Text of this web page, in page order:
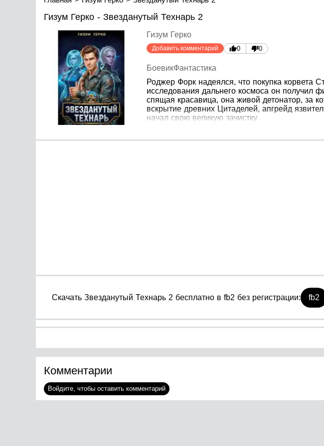
Гизум Герко - Звезданутый Технарь 2
Гизум Герко
Добавить комментарий 0 0
БоевикФантастика
Роджер Форк надеялся, что покупка корвета
исследования дальнего космоса он получил
спящая красавица, она живой детонатор, за
вскрытие древних Цитаделей, апгрейд
начал свою великую зачистку.
Cкачать Звезданутый Технарь 2 бесплатно в fb2 без регистрации: fb2
Комментарии
Войдите, чтобы оставить комментарий